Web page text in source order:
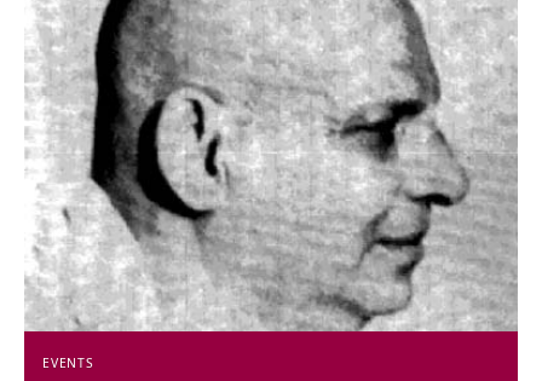
EVENTS